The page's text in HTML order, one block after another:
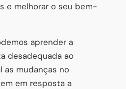
e melhorar o seu bem-
aprender a
desadequada ao
as mudanças no
em resposta a